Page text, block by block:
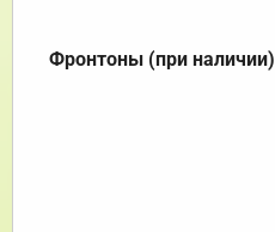
Фронтоны (при наличии)